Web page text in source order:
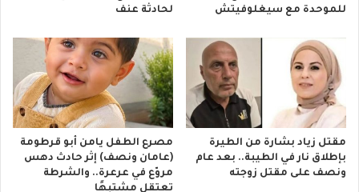
للموحدة مع سيغلوفيتش
لحادثة عنف
مقتل زياد بشارة من الطيرة
بإطلاق نار في الطيبة.. بعد عام
ونصف على مقتل زوجته
مصرع الطفل يامن أبو قرطومة
(عامان ونصف) إثر حادث دهس
مروّع في عرعرة.. والشرطة
تعتقل مشتبهًا